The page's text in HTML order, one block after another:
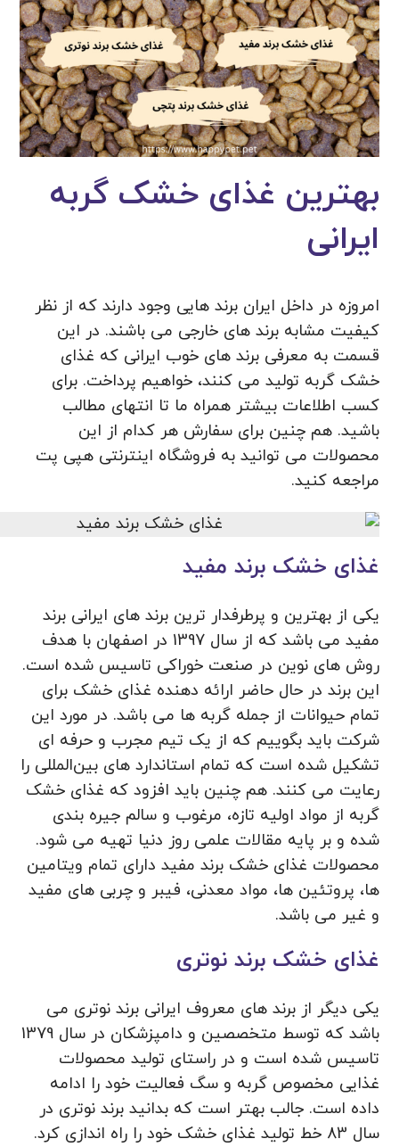
بهترین غذای خشک گربه
ایرانی
امروزه در داخل ایران برند هایی وجود دارند که از نظر
کیفیت مشابه برند های خارجی می باشند. در این
قسمت به معرفی برند های خوب ایرانی که غذای
خشک گربه تولید می کنند، خواهیم پرداخت. برای
کسب اطلاعات بیشتر همراه ما تا انتهای مطالب
باشید. هم چنین برای سفارش هر کدام از این
محصولات می توانید به فروشگاه اینترنتی هپی پت
مراجعه کنید.
غذای خشک برند مفید
یکی از بهترین و پرطرفدار ترین برند های ایرانی برند
مفید می باشد که از سال 1397 در اصفهان با هدف
روش های نوین در صنعت خوراکی تاسیس شده است.
این برند در حال حاضر ارائه دهنده غذای خشک برای
تمام حیوانات از جمله گربه ها می باشد. در مورد این
شرکت باید بگوییم که از یک تیم مجرب و حرفه ای
تشکیل شده است که تمام استاندارد های بین‌المللی را
رعایت می ‌کنند. هم چنین باید افزود که غذای خشک
گربه از مواد اولیه تازه، مرغوب و سالم جیره بندی
شده و بر پایه مقالات علمی روز دنیا تهیه می‌ شود.
محصولات غذای خشک برند مفید دارای تمام ویتامین
ها، پروتئین ها، مواد معدنی، فیبر و چربی ‌های مفید
و غیر می ‌باشد.
غذای خشک برند نوتری
یکی دیگر از برند های معروف ایرانی برند نوتری می
باشد که توسط متخصصین و دامپزشکان در سال 1379
تاسیس شده است و در راستای تولید محصولات
غذایی مخصوص گربه و سگ فعالیت خود را ادامه
داده است. جالب بهتر است که بدانید برند نوتری در
سال 83 خط تولید غذای خشک خود را راه اندازی کرد.